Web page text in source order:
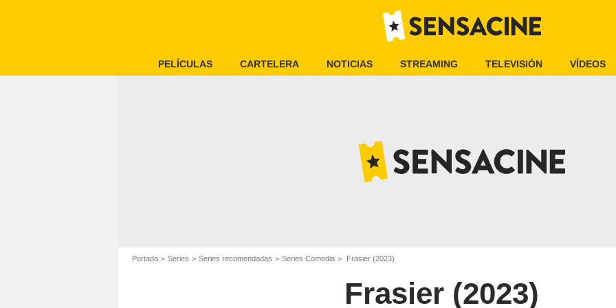
PELÍCULAS CARTELERA NOTICIAS STREAMING TELEVISIÓN VÍDEOS
Portada Series Series recomendadas Series Comedia Frasier (2023)
Frasier (2023)